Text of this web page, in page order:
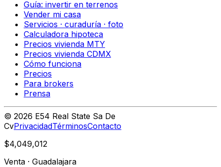
Guía: invertir en terrenos
Vender mi casa
Servicios · curaduría · foto
Calculadora hipoteca
Precios vivienda MTY
Precios vivienda CDMX
Cómo funciona
Precios
Para brokers
Prensa
© 2026 E54 Real State Sa De
CvPrivacidadTérminosContacto
$4,049,012
Venta · Guadalajara